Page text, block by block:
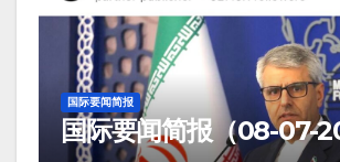
国际要闻简报
国际要闻简报（08-07-